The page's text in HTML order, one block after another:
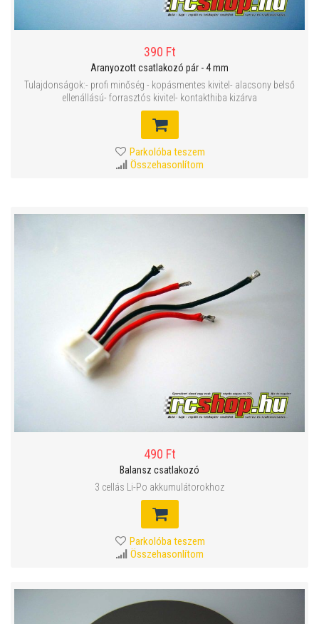
390 Ft
Aranyozott csatlakozó pár - 4 mm
Tulajdonságok:- profi minőség - kopásmentes kivitel- alacsony belső
ellenállású- forrasztós kivitel- kontakthiba kizárva
Parkolóba teszem
Összehasonlítom
490 Ft
Balansz csatlakozó
3 cellás Li-Po akkumulátorokhoz
Parkolóba teszem
Összehasonlítom